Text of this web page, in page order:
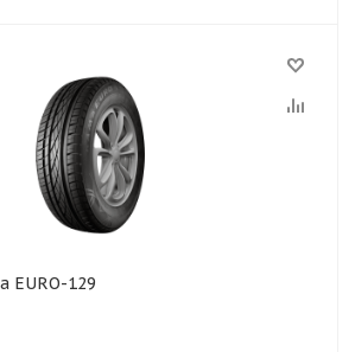
175/70 R14 Кама EURO-129